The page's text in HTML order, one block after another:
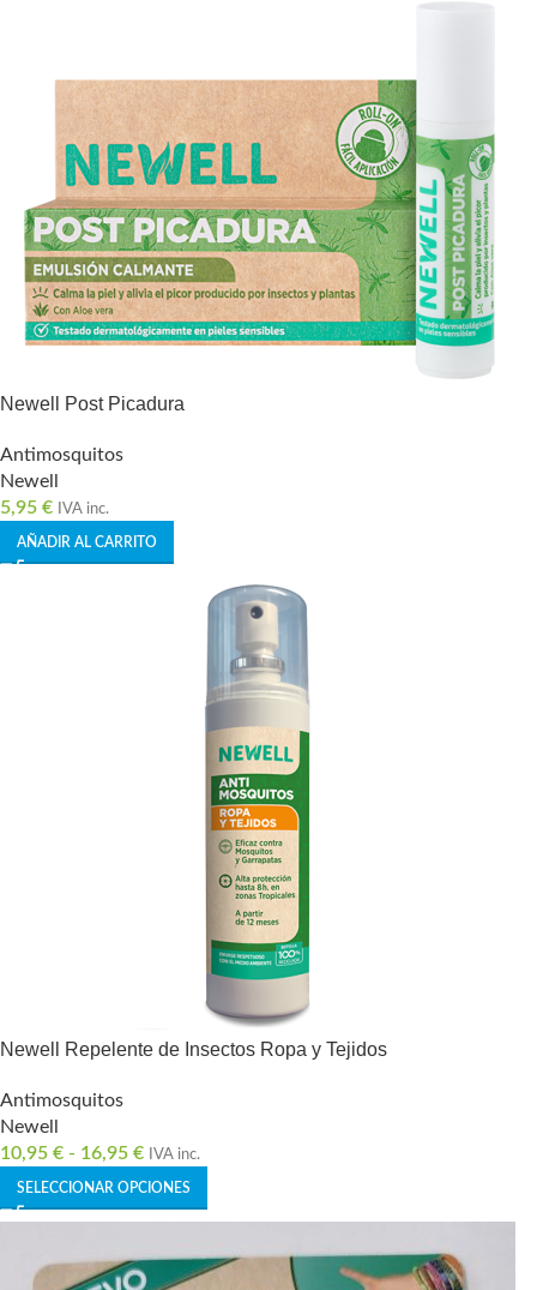
Newell Post Picadura
Antimosquitos
Newell
5,95 € IVA inc.
AÑADIR AL CARRITO
Newell Repelente de Insectos Ropa y Tejidos
Antimosquitos
Newell
10,95 € - 16,95 € IVA inc.
SELECCIONAR OPCIONES